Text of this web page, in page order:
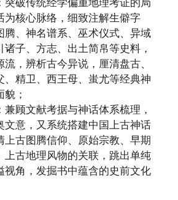
突破传统经学偏重地理考证的局
为核心脉络，细致注解生僻字
腾、神名谱系、巫术仪式、异域
诸子、方志、出土简帛等史料，
流，辨析古今异说，厘清盘古、
、精卫、西王母、蚩尤等经典神
；
兼顾文献考据与神话体系梳理，
文意，又系统搭建中国上古神话
上古图腾信仰、原始宗教、早期
上古地理风物的关联，跳出单纯
视角，发掘书中蕴含的史前文化